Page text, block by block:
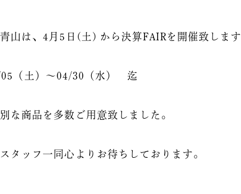
山は、4月5日(土) から決算FAIRを開催致します
（土）～04/30（水） 迄
な商品を多数ご用意致しました。
タッフ一同心よりお待ちしております。